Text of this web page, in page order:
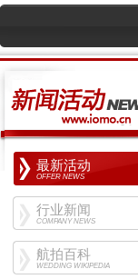
最新活动
OFFER NEWS
行业新闻
COMPANY NEWS
航拍百科
WEDDING WIKIPEDIA